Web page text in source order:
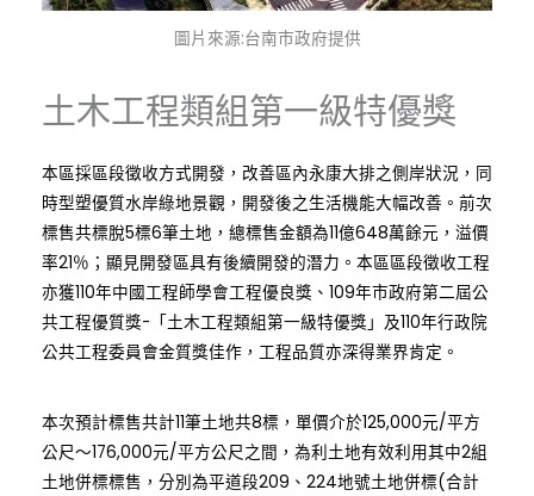
圖片來源:台南市政府提供
土木工程類組第一級特優獎
本區採區段徵收方式開發，改善區內永康大排之側岸狀況，同
時型塑優質水岸綠地景觀，開發後之生活機能大幅改善。前次
標售共標脫5標6筆土地，總標售金額為11億648萬餘元，溢價
率21％；顯見開發區具有後續開發的潛力。本區區段徵收工程
亦獲110年中國工程師學會工程優良獎、109年市政府第二屆公
共工程優質獎-「土木工程類組第一級特優獎」及110年行政院
公共工程委員會金質獎佳作，工程品質亦深得業界肯定。
本次預計標售共計11筆土地共8標，單價介於125,000元/平方
公尺～176,000元/平方公尺之間，為利土地有效利用其中2組
土地併標標售，分別為平道段209、224地號土地併標(合計